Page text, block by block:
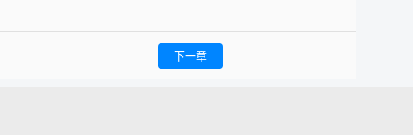
下一章